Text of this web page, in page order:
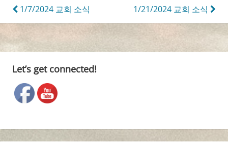
Post
navigation
1/7/2024 교회 소식 1/21/2024 교회 소식
Let’s get connected!